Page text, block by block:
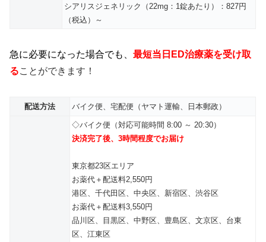
シアリスジェネリック（22mg：1錠あたり）：827円
（税込）～
急に必要になった場合でも、 最短当日ED治療薬を受け取
ることができます！
配送方法 バイク便、宅配便（ヤマト運輸、日本郵政）
◇バイク便（対応可能時間 8:00 ～ 20:30）
決済完了後、3時間程度でお届け
東京都23区エリア
お薬代＋配送料2,550円
港区、千代田区、中央区、新宿区、渋谷区
お薬代＋配送料3,550円
品川区、目黒区、中野区、豊島区、文京区、台東
区、江東区